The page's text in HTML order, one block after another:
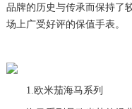
品牌的历史与传承而保持了
场上广受好评的保值手表。
1.欧米茄海马系列